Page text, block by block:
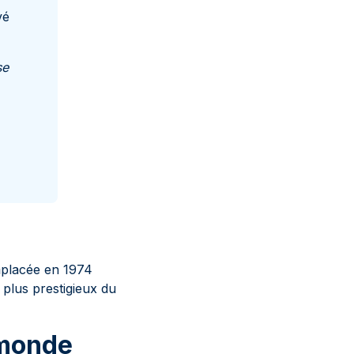
en 1974
prestigieux du